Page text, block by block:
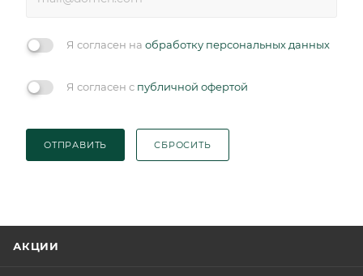
Я согласен на обработку персональных данных
Я согласен с публичной офертой
ОТПРАВИТЬ СБРОСИТЬ
АКЦИИ